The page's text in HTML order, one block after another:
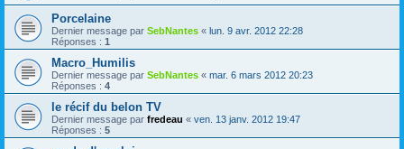
Porcelaine
Dernier message par SebNantes « lun. 9 avr. 2012 22:28
Réponses : 1
Macro_Humilis
Dernier message par SebNantes « mar. 6 mars 2012 20:23
Réponses : 4
le récif du belon TV
Dernier message par fredeau « ven. 13 janv. 2012 19:47
Réponses : 5